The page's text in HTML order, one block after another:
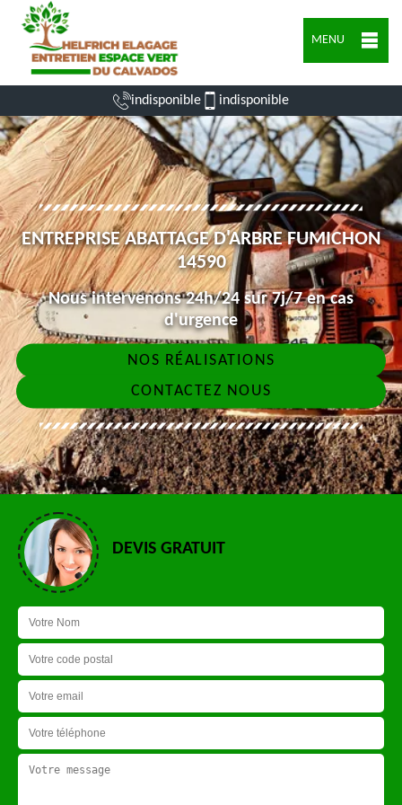
MENU
indisponible indisponible
ENTREPRISE ABATTAGE D'ARBRE FUMICHON
14590
Nous intervenons 24h/24 sur 7j/7 en cas
d'urgence
NOS RÉALISATIONS
CONTACTEZ NOUS
DEVIS GRATUIT